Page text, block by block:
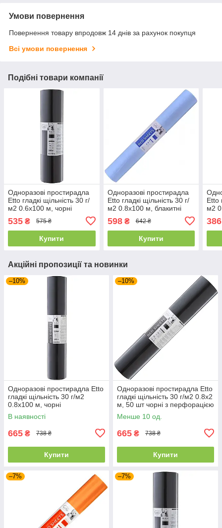
Умови повернення
Повернення товару впродовж 14 днів за рахунок покупця
Всі умови повернення
Подібні товари компанії
Одноразові простирадла
Etto гладкі щільність 30 г/
м2 0.6х100 м, чорні
535 ₴ 575 ₴
Купити
Одноразові простирадла
Etto гладкі щільність 30 г/
м2 0.8х100 м, блакитні
598₴ 642 ₴
Купити
Etto
м2
386
Акційні пропозиції та новинки
–10%
Одноразові простирадла Etto
гладкі щільність 30 г/м2
0.8х100 м, чорні
В наявності
665 ₴ 738 ₴
Купити
–10%
Одноразові простирадла Etto
гладкі щільність 30 г/м2 0.8х2
м, 50 шт чорні з перфорацією
Менше 10 од.
665 ₴ 738 ₴
Купити
–7% –7%